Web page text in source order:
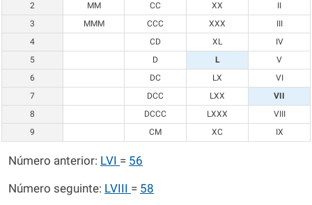
2
MM CC XX
II
3
MMM CCC XXX
III
4
CD XL
IV
5
D L
V
6
DC LX
VI
7
DCC LXX
VII
8
DCCC LXXX
VIII
9
CM XC IX
Número anterior: LVI = 56
Número seguinte: LVIII = 58